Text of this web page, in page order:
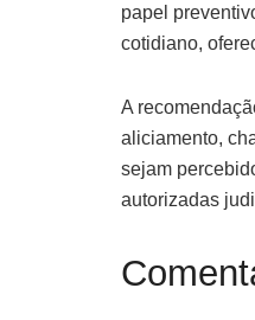
papel
cotidiano,
A
aliciamento,
sejam
autorizadas